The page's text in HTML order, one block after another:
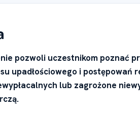
pozwoli uczestnikom poznać
upadłościowego i
lub zagrożone